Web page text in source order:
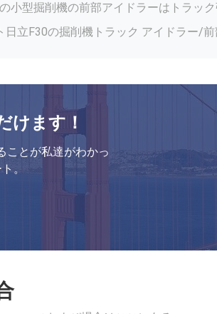
の上のローラー/黒の小型上のローラー
掘削機のための耐久性のYanmar B6の上
けます！
ことが私達がわかっ
。